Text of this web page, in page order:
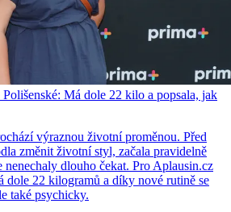
Má dole 22 kilo a popsala, jak
výraznou životní proměnou. Před
změnit životní styl, začala pravidelně
nenechaly dlouho čekat. Pro Aplausin.cz
dole 22 kilogramů a díky nové rutině se
také psychicky.